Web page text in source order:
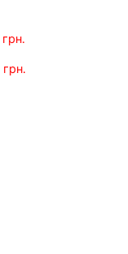
грн.
грн.